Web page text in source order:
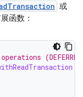
或
函数：